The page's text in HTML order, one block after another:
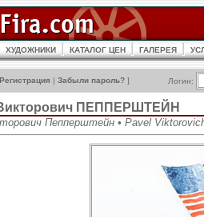
ХУДОЖНИКИ КАТАЛОГ ЦЕН ГАЛЕРЕЯ
Регистрация | Забыли пароль? ] Логин:
ПЕППЕРШТЕЙН
Пепперштейн • Pavel